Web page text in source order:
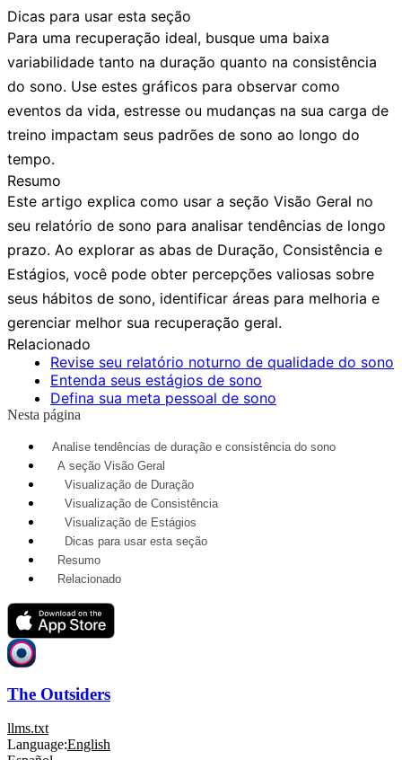
Dicas para usar esta seção
Para uma recuperação ideal, busque uma baixa
variabilidade tanto na duração quanto na consistência
do sono. Use estes gráficos para observar como
eventos da vida, estresse ou mudanças na sua carga de
treino impactam seus padrões de sono ao longo do
tempo.
Resumo
Este artigo explica como usar a seção Visão Geral no
seu relatório de sono para analisar tendências de longo
prazo. Ao explorar as abas de Duração, Consistência e
Estágios, você pode obter percepções valiosas sobre
seus hábitos de sono, identificar áreas para melhoria e
gerenciar melhor sua recuperação geral.
Relacionado
Revise seu relatório noturno de qualidade do sono
Entenda seus estágios de sono
Defina sua meta pessoal de sono
Nesta página
Analise tendências de duração e consistência do sono
A seção Visão Geral
Visualização de Duração
Visualização de Consistência
Visualização de Estágios
Dicas para usar esta seção
Resumo
Relacionado
The Outsiders
llms.txt
Language:English